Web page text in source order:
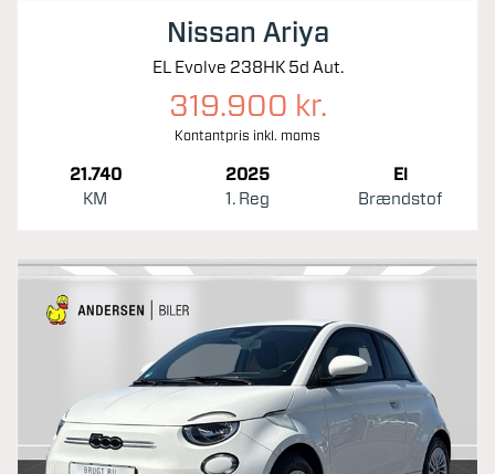
Nissan Ariya
EL Evolve 238HK 5d Aut.
319.900 kr.
Kontantpris inkl. moms
21.740
KM
2025
1. Reg
El
Brændstof